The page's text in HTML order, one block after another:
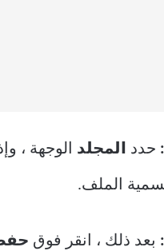
حدد المجلد الوجهة ،
الملف.
بعد ذلك ، انقر فوق